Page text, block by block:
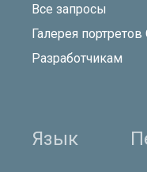
Все запросы
Галерея
Разработчикам
Язык